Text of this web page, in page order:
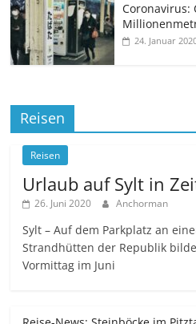
Coronavirus:
24. Januar
Reisen
Reisen
Urlaub auf Sylt in
26. Juni 2020 Anchorman
Sylt – Auf dem Parkplatz an
Strandhütten der Republik
Vormittag im Juni